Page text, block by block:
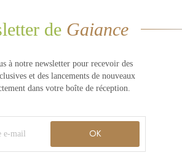
de Gaiance
à notre newsletter pour recevoir des
et des lancements de nouveaux
dans votre boîte de réception.